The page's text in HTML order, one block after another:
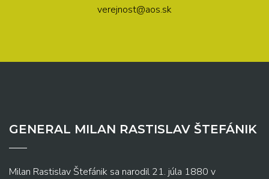
verejnost@aos.sk
GENERAL MILAN RASTISLAV ŠTEFÁNIK
Milan Rastislav Štefánik sa narodil 21. júla 1880 v